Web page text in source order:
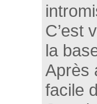
C’est
la
Après
facile